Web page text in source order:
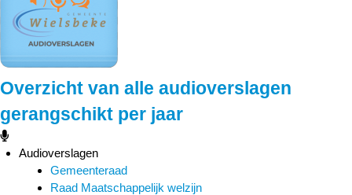
Overzicht van alle audioverslagen
gerangschikt per jaar
Audioverslagen
Gemeenteraad
Raad Maatschappelijk welzijn